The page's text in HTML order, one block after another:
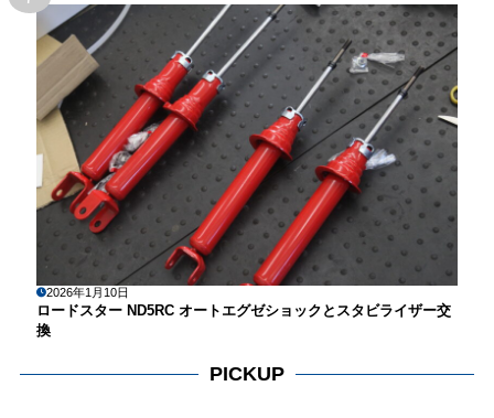
2026年1月10日
ロードスター ND5RC オートエグゼショックとスタビライザー交
換
PICKUP